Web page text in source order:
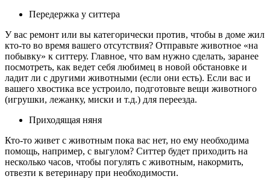
Передержка у ситтера
У вас ремонт или вы категорически против, чтобы в доме жил
кто-то во время вашего отсутствия? Отправьте животное «на
побывку» к ситтеру. Главное, что вам нужно сделать, заранее
посмотреть, как ведет себя любимец в новой обстановке и
ладит ли с другими животными (если они есть). Если вас и
вашего хвостика все устроило, подготовьте вещи животного
(игрушки, лежанку, миски и т.д.) для переезда.
Приходящая няня
Кто-то живет с животным пока вас нет, но ему необходима
помощь, например, с выгулом? Ситтер будет приходить на
несколько часов, чтобы погулять с животным, накормить,
отвезти к ветеринару при необходимости.